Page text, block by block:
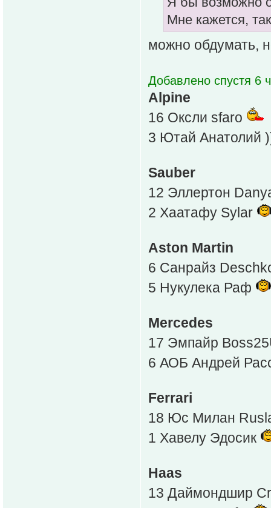
Мне кажется,
можно обдумать,
Добавлено спустя 6
Alpine
16 Оксли sfaro
3 Ютай Анатолий
Sauber
12 Эллертон
2 Хаатафу Sylar
Aston Martin
6 Санрайз
5 Нукулека Раф
Mercedes
17 Эмпайр
6 АОБ Андрей
Ferrari
18 Юс Милан
1 Хавелу Эдосик
Haas
13 Даймондшир